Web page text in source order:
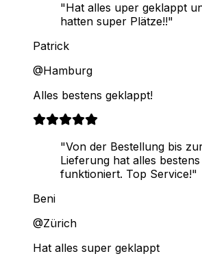
"Hat alles uper geklappt
hatten super Plätze!!"
Patrick
@Hamburg
Alles bestens geklappt!
"Von der Bestellung bis
Lieferung hat alles bestens
funktioniert. Top Service!"
Beni
@Zürich
Hat alles super geklappt